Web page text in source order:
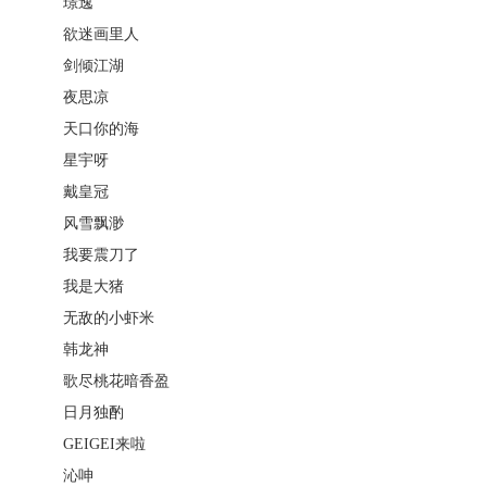
欲迷画里人
剑倾江湖
夜思凉
天口你的海
星宇呀
戴皇冠
风雪飘渺
我要震刀了
我是大猪
无敌的小虾米
韩龙神
歌尽桃花暗香盈
日月独酌
GEIGEI来啦
沁呻